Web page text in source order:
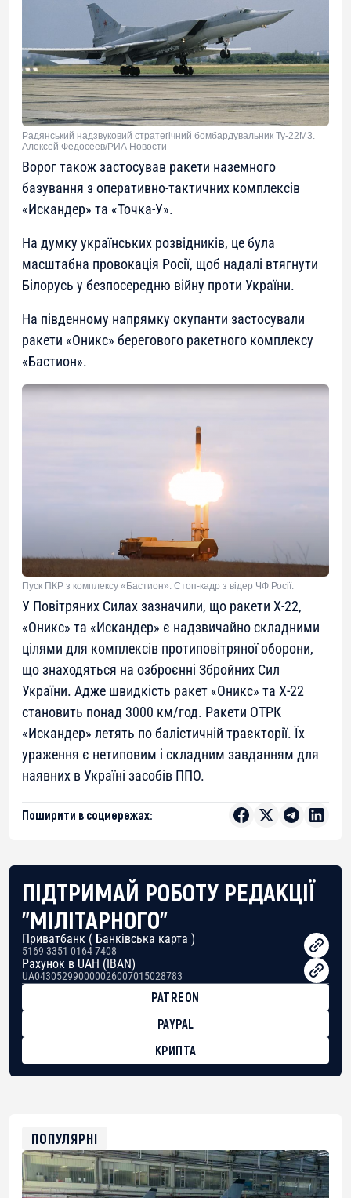
Радянський надзвуковий стратегічний бомбардувальник Ту-22М3.
Алексей Федосеев/РИА Новости
Ворог також застосував ракети наземного
базування з оперативно-тактичних комплексів
«Искандер» та «Точка-У».
На думку українських розвідників, це була
масштабна провокація Росії, щоб надалі втягнути
Білорусь у безпосередню війну проти України.
На південному напрямку окупанти застосували
ракети «Оникс» берегового ракетного комплексу
«Бастион».
Пуск ПКР з комплексу «Бастион». Стоп-кадр з відер ЧФ Росії.
У Повітряних Силах зазначили, що ракети Х-22,
«Оникс» та «Искандер» є надзвичайно складними
цілями для комплексів протиповітряної оборони,
що знаходяться на озброєнні Збройних Сил
України. Адже швидкість ракет «Оникс» та Х-22
становить понад 3000 км/год. Ракети ОТРК
«Искандер» летять по балістичній траєкторії. Їх
ураження є нетиповим і складним завданням для
наявних в Україні засобів ППО.
Поширити в соцмережах:
ПІДТРИМАЙ РОБОТУ РЕДАКЦІЇ
"МІЛІТАРНОГО"
Приватбанк ( Банківська карта )
5169 3351 0164 7408
Рахунок в UAH (IBAN)
UA043052990000026007015028783
PATREON
PAYPAL
КРИПТА
0xfD02863D3289416fcF50975c9DFda13623f97758
ПОПУЛЯРНІ